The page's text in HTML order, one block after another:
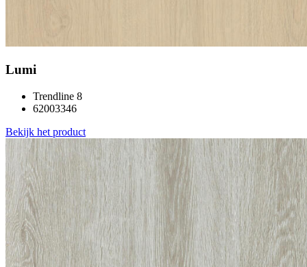
Lumi
Trendline 8
62003346
Bekijk het product